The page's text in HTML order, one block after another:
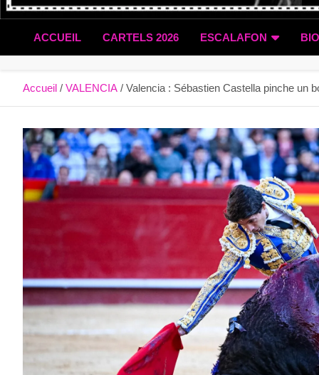
ACCUEIL CARTELS 2026 ESCALAFON
Accueil VALENCIA Valencia : Sébastien Castella pinche un